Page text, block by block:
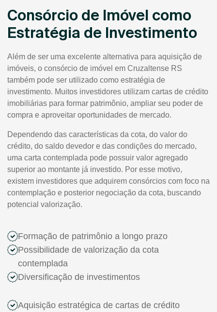
Consórcio de Imóvel como
Estratégia de Investimento
Além de ser uma excelente alternativa para aquisição de
imóveis, o consórcio de imóvel em Cruzaltense RS
também pode ser utilizado como estratégia de
investimento. Muitos investidores utilizam cartas de crédito
imobiliárias para formar patrimônio, ampliar seu poder de
compra e aproveitar oportunidades de mercado.
Dependendo das características da cota, do valor do
crédito, do saldo devedor e das condições do mercado,
uma carta contemplada pode possuir valor agregado
superior ao montante já investido. Por esse motivo,
existem investidores que adquirem consórcios com foco na
contemplação e posterior negociação da cota, buscando
potencial valorização.
Formação de patrimônio a longo prazo
Possibilidade de valorização da cota
contemplada
Diversificação de investimentos
Aquisição estratégica de cartas de crédito